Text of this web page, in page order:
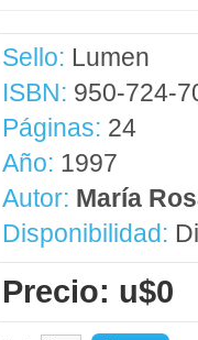
Sello: Lumen
ISBN: 950-724-
Páginas: 24
Año: 1997
Autor: María
Disponibilidad:
Precio: u$0